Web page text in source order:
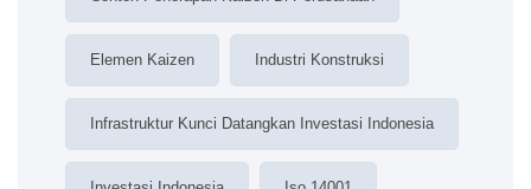
Elemen Kaizen Industri Konstruksi
Infrastruktur Kunci Datangkan Investasi Indonesia